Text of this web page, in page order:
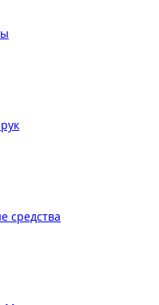
средства